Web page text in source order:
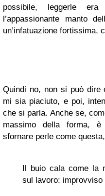
possibile, leggerle
l’appassionante manto
un’infatuazione fortissima,
Quindi no, non si può dire
mi sia piaciuto, e poi,
che si parla. Anche se,
massimo della forma,
sfornare perle come
Il buio cala come la
sul lavoro: improvviso